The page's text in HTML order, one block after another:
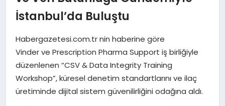
EKONOMI
TEKNOLOJI
SAĞLIK
EĞITIM
İstanbul’da Buluştu
Habergazetesi.com.tr nin haberine göre
Vinder ve Prescription Pharma Support iş birliğiyle
düzenlenen “CSV & Data Integrity Training
Workshop”, küresel denetim standartlarını ve ilaç
üretiminde dijital sistem güvenilirliğini odağına aldı.